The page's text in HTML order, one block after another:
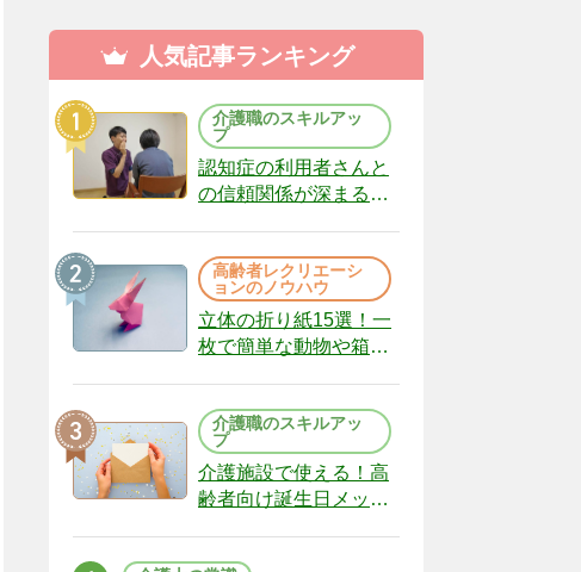
人気記事ランキング
介護職のスキルアッ
プ
認知症の利用者さんと
の信頼関係が深まる声
（22）
高齢者レクリエーシ
ョンのノウハウ
立体の折り紙15選！一
枚で簡単な動物や箱、
介護職のスキルアッ
プ
介護施設で使える！高
齢者向け誕生日メッセ